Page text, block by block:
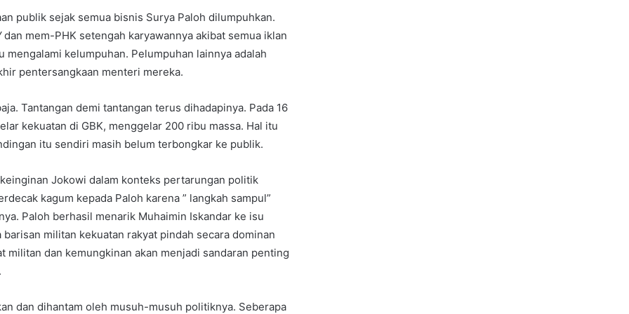
publik sejak semua bisnis Surya Paloh dilumpuhkan.
dan mem-PHK setengah karyawannya akibat semua iklan
kelumpuhan. Pelumpuhan lainnya adalah
pentersangkaan menteri mereka.
Tantangan demi tantangan terus dihadapinya. Pada 16
kekuatan di GBK, menggelar 200 ribu massa. Hal itu
itu sendiri masih belum terbongkar ke publik.
Jokowi dalam konteks pertarungan politik
kagum kepada Paloh karena ” langkah sampul”
Paloh berhasil menarik Muhaimin Iskandar ke isu
militan kekuatan rakyat pindah secara dominan
militan dan kemungkinan akan menjadi sandaran penting
dan dihantam oleh musuh-musuh politiknya. Seberapa